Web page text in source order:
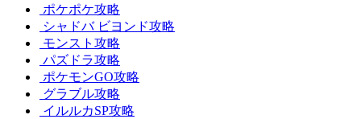
ポケポケ攻略
シャドバ ビヨンド攻略
モンスト攻略
パズドラ攻略
ポケモンGO攻略
グラブル攻略
イルルカSP攻略